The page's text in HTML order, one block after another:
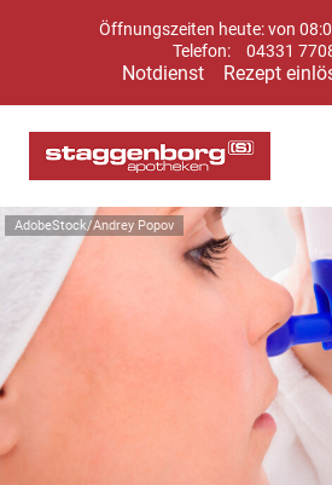
Öffnungszeiten heute: von
Telefon:
04331
Notdienst Rezept
AdobeStock/Andrey Popov